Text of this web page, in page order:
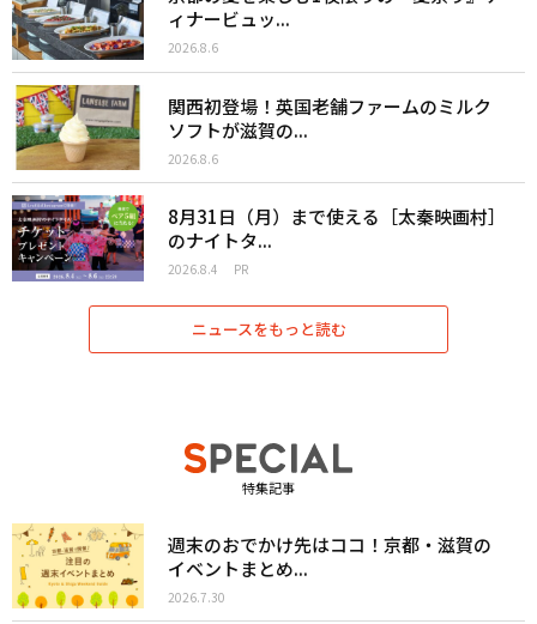
ィナービュッ...
2026.8.6
関西初登場！英国老舗ファームのミルク
ソフトが滋賀の...
2026.8.6
8月31日（月）まで使える［太秦映画村］
のナイトタ...
2026.8.4 PR
ニュースをもっと読む
特集記事
週末のおでかけ先はココ！京都・滋賀の
イベントまとめ...
2026.7.30